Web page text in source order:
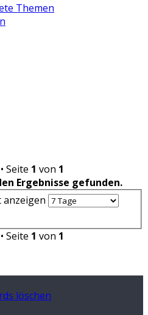
Themen
Seite 1 von 1
Ergebnisse gefunden.
Seite 1 von 1
löschen